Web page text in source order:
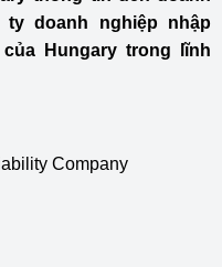
doanh nghiệp nhập
Hungary trong lĩnh
Company